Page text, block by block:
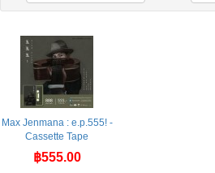
Max Jenmana : e.p.555! -
Cassette Tape
฿555.00